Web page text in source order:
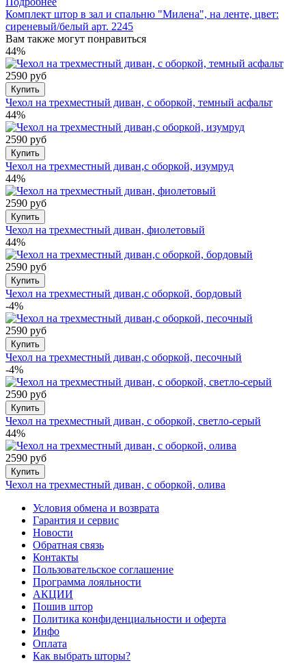
Комплект штор в зал и спальню "Милена", на ленте, цвет:
сиреневый/белый арт. 2245
Вам также могут понравиться
44%
2590 руб
Купить
Чехол на трехместный диван, с оборкой, темный асфальт
44%
2590 руб
Купить
Чехол на трехместный диван,с оборкой, изумруд
44%
2590 руб
Купить
Чехол на трехместный диван, фиолетовый
44%
2590 руб
Купить
Чехол на трехместный диван,с оборкой, бордовый
-4%
2590 руб
Купить
Чехол на трехместный диван,с оборкой, песочный
-4%
2590 руб
Купить
Чехол на трехместный диван, с оборкой, светло-серый
44%
2590 руб
Купить
Чехол на трехместный диван, с оборкой, олива
Условия обмена и возврата
Гарантия и сервис
Новости
Обратная связь
Контакты
Пользовательское соглашение
Программа лояльности
АКЦИИ
Пошив штор
Политика конфиденциальности и оферта
Инфо
Оплата
Как выбрать шторы?